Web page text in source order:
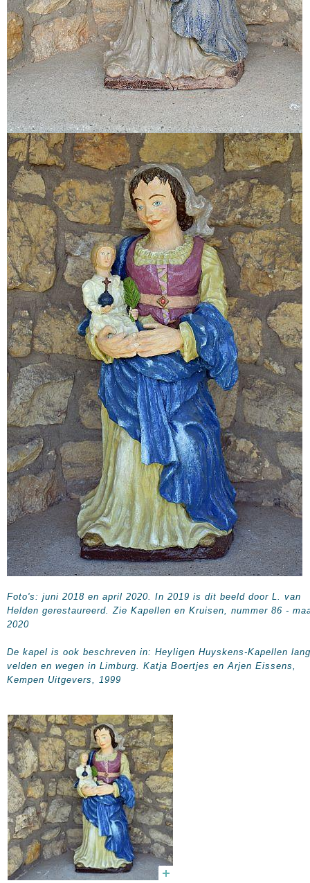
Foto's: juni 2018 en april 2020. In 2019 is dit beeld door L. van
Helden gerestaureerd. Zie Kapellen en Kruisen, nummer 86 -
2020
De kapel is ook beschreven in: Heyligen Huyskens-Kapellen
velden en wegen in Limburg. Katja Boertjes en Arjen Eissens,
Kempen Uitgevers, 1999